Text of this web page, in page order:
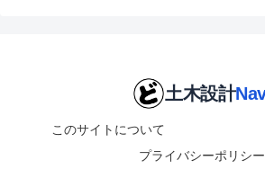
このサイトについて
プライバシーポリシー